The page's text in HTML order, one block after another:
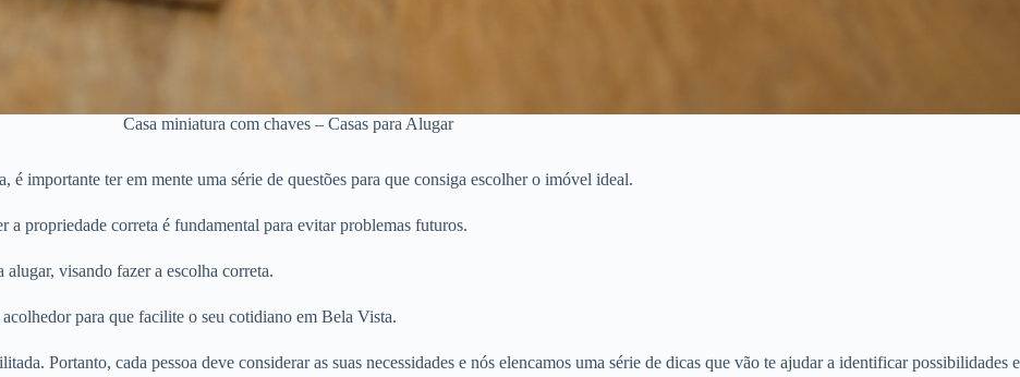
Casa miniatura com chaves – Casas para Alugar
importante ter em mente uma série de questões para que consiga escolher o imóvel ideal.
a propriedade correta é fundamental para evitar problemas futuros.
alugar, visando fazer a escolha correta.
para que facilite o seu cotidiano em Bela Vista.
Portanto, cada pessoa deve considerar as suas necessidades e nós elencamos uma série de dicas que vão te ajudar a identificar possibilidades e